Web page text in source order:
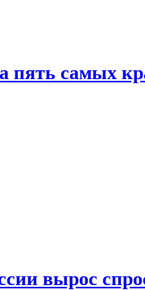
пять самых
вырос